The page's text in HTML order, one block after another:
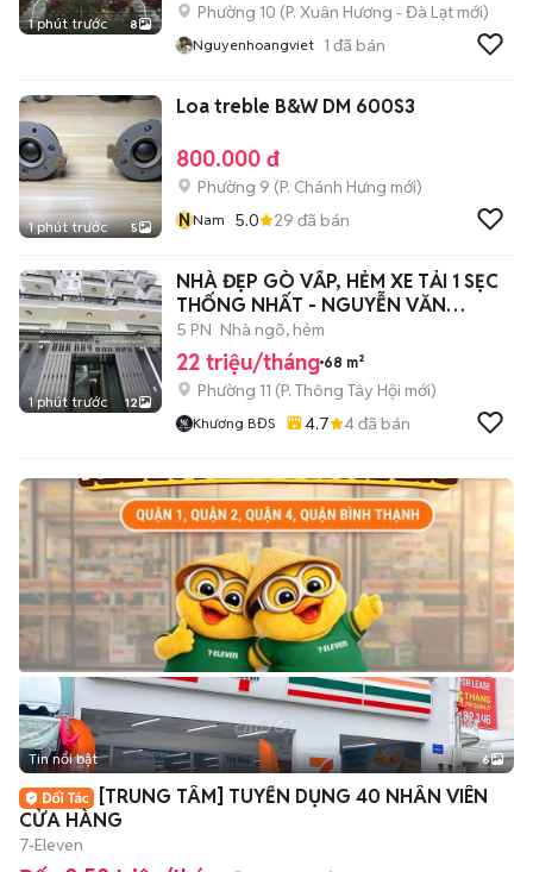
1 phút trước 8
Phường 10 (P. Xuân Hương - Đà Lạt mới)
Nguyenhoangviet 1 đã bán
1 phút trước 5
Loa treble B&W DM 600S3
800.000 đ
Phường 9 (P. Chánh Hưng mới)
NNam 5.0 29 đã bán
1 phút trước 12
NHÀ ĐẸP GÒ VẤP, HẺM XE TẢI 1 SẸC
THỐNG NHẤT - NGUYỄN VĂN
LƯỢNG- P11-
5 PN Nhà ngõ, hẻm
22 triệu/tháng 68 m²
Phường 11 (P. Thông Tây Hội mới)
Khương BĐS 4.7 4đã bán
+2
Tin nổi bật 6
[TRUNG TÂM] TUYỂN DỤNG 40 NHÂN VIÊN
CỬA HÀNG
7-Eleven